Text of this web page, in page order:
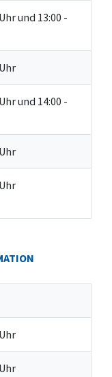
und 13:00 -
und 14:00 -